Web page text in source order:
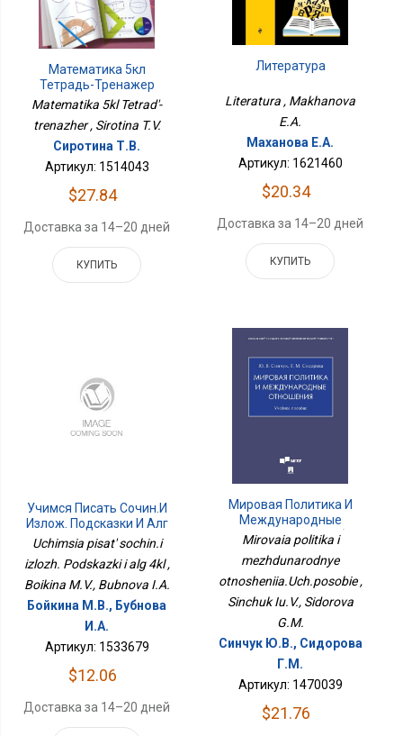
Математика 5кл
Тетрадь-Тренажер
Matematika 5kl Tetrad'-
trenazher , Sirotina T.V.
Сиротина Т.В.
Артикул: 1514043
$27.84
Доставка за 14–20 дней
КУПИТЬ
Литература
Literatura , Makhanova
E.A.
Маханова Е.А.
Артикул: 1621460
$20.34
Доставка за 14–20 дней
КУПИТЬ
Учимся Писать Сочин.и
Излож. Подсказки И Алг
4кл
Uchimsia pisat' sochin.i
izlozh. Podskazki i alg 4kl ,
Boikina M.V., Bubnova I.A.
Бойкина М.В., Бубнова
И.А.
Артикул: 1533679
$12.06
Доставка за 14–20 дней
Мировая Политика И
Международные
Отношения.Уч.пособие
Mirovaia politika i
mezhdunarodnye
otnosheniia.Uch.posobie ,
Sinchuk Iu.V., Sidorova
G.M.
Синчук Ю.В., Сидорова
Г.М.
Артикул: 1470039
$21.76